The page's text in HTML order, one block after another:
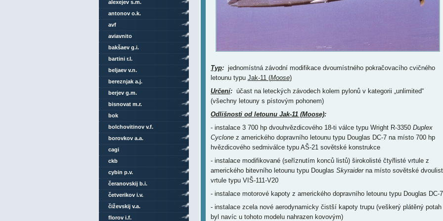
Typ:jednomístná závodní modifikace dvoumístného pokračovacího cvičného
letounu typu Jak-11 (Moose)
Určení:účast na leteckých závodech kolem pylonů v kategorii „unlimited“
(všechny letouny s pístovým pohonem)
Odlišnosti od letounu Jak-11 (Moose):
- instalace 3 700 hp dvouhvězdicového 18-ti válce typu Wright R-3350 Duplex
Cyclonez amerického dopravního letounu typu Douglas DC-7 na místo 700 hp
hvězdicového sedmiválce typu AŠ-21 sovětské konstrukce
- instalace modifikované (seříznutím konců listů) širokolisté čtyřlisté vrtule z
amerického bitevního letounu typu Douglas Skyraiderna místo sovětské
vrtule typu VIŠ-111-V20
- instalace motorové kapoty z amerického dopravního letounu typu Douglas DC-7
- instalace zcela nové aerodynamicky čistší kapoty trupu (veškerý plátěný potah
byl navíc u tohoto modelu nahrazen kovovým)
alexejev s.m.
antonov o.k.
avf
aviavnito
bakšaev g.i.
bartini r.l.
beljaev v.n.
bereznjak a.j.
berjev g.m.
bisnovat m.r.
bok
bolchovitinov v.f.
borovkov a.a.
cagi
ckb
cybin p.v.
čeranovskij b.i.
četverikov i.v.
čiževskij v.a.
florov i.f.